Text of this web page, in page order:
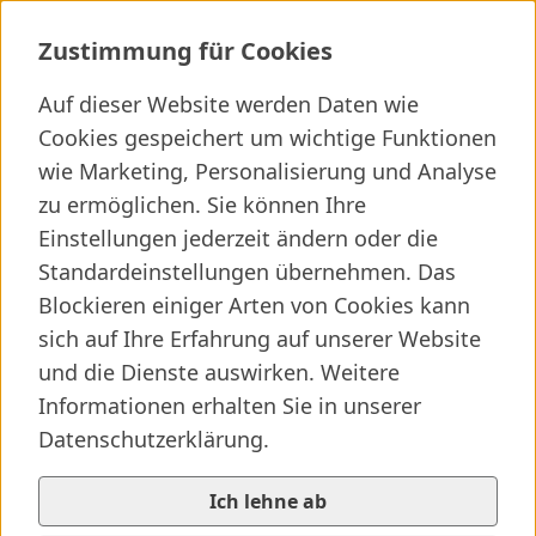
Zustimmung für Cookies
Auf dieser Website werden Daten wie
Cookies gespeichert um wichtige Funktionen
wie Marketing, Personalisierung und Analyse
zu ermöglichen. Sie können Ihre
Einstellungen jederzeit ändern oder die
Standardeinstellungen übernehmen. Das
Blockieren einiger Arten von Cookies kann
sich auf Ihre Erfahrung auf unserer Website
und die Dienste auswirken. Weitere
Informationen erhalten Sie in unserer
Datenschutzerklärung.
Ich lehne ab
Ich suche ...
Wichtige Links
Kliniken finden